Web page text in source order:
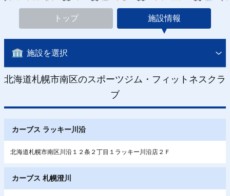
トップ 施設情報
施設を選択
北海道札幌市南区のスポーツジム・フィットネスクラ
ブ
カーブス ラッキー川沿
北海道札幌市南区川沿１２条２丁目１ラッキー川沿店２Ｆ
カーブス 札幌澄川